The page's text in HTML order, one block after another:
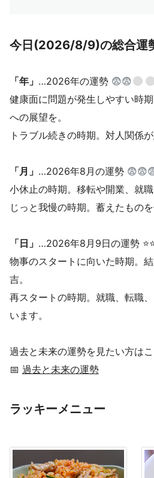
今日(2026/8/9)の総合運
「年」 …2026年の運勢 😨😨
健康面に問題が発生しやすい時
への展望を。
トラブル続きの時期。対人関係
「月」 …2026年8月の運勢
小休止の時期。移転や開業、就職
じっと我慢の時期。蓄えたものを
「日」 …2026年8月9日の運勢
物事のスタートに向いた時期。
吉。
再スタートの時期。就職、転職
います。
過去と未来の運勢を見たい方は
📅 過去と未来の運勢
ラッキーメニュー